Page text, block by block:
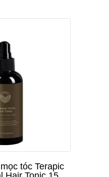
tóc Terapic